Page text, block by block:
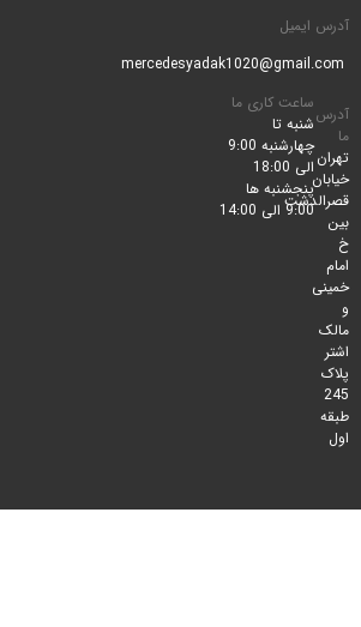
ساعت کاری ما
شنبه تا
چهارشنبه 9:00
الی 18:00
پنجشنبه ها
9:00 الی 14:00